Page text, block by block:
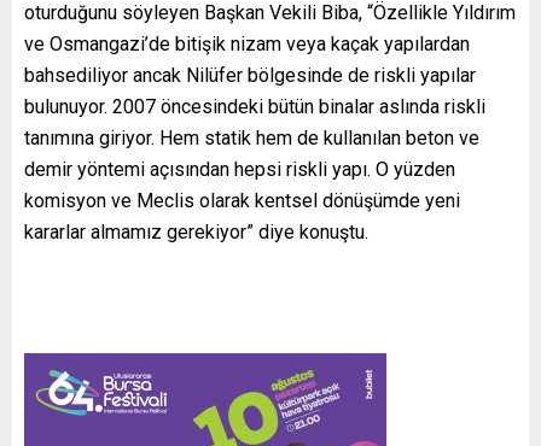
oturduğunu söyleyen Başkan Vekili Biba, “Özellikle Yıldırım
ve Osmangazi’de bitişik nizam veya kaçak yapılardan
bahsediliyor ancak Nilüfer bölgesinde de riskli yapılar
bulunuyor. 2007 öncesindeki bütün binalar aslında riskli
tanımına giriyor. Hem statik hem de kullanılan beton ve
demir yöntemi açısından hepsi riskli yapı. O yüzden
komisyon ve Meclis olarak kentsel dönüşümde yeni
kararlar almamız gerekiyor” diye konuştu.